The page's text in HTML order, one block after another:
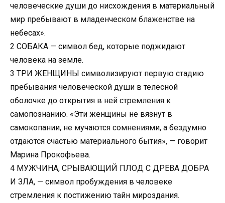
человеческие души до нисхождения в материальный
мир пребывают в младенческом блаженстве на
небесах».
2 СОБАКА — символ бед, которые поджидают
человека на земле.
3 ТРИ ЖЕНЩИНЫ символизируют первую стадию
пребывания человеческой души в телесной
оболочке до открытия в ней стремления к
самопознанию. «Эти женщины не вязнут в
самокопании, не мучаются сомнениями, а бездумно
отдаются счастью материального бытия», — говорит
Марина Прокофьева.
4 МУЖЧИНА, СРЫВАЮЩИЙ ПЛОД С ДРЕВА ДОБРА
И ЗЛА, — символ пробуждения в человеке
стремления к постижению тайн мироздания.